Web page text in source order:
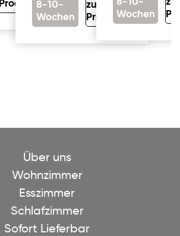
Produkt 8-10-
Wochen
zum
Produkt
8-10-
Wochen
Über uns
Wohnzimmer
Esszimmer
Schlafzimmer
Sofort Lieferbar